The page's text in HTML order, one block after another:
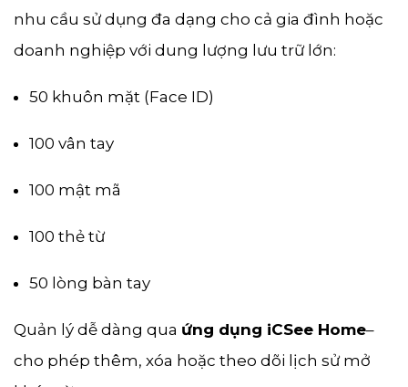
nhu cầu sử dụng đa dạng cho cả gia đình hoặc
doanh nghiệp với dung lượng lưu trữ lớn:
50 khuôn mặt (Face ID)
100 vân tay
100 mật mã
100 thẻ từ
50 lòng bàn tay
Quản lý dễ dàng qua ứng dụng iCSee Home–
cho phép thêm, xóa hoặc theo dõi lịch sử mở